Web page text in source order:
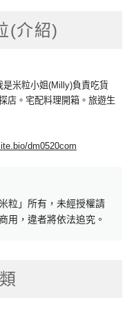
(介紹)
米粒小姐(Milly)負責吃貨
店。宅配料理開箱。旅遊生
dm0520com
粒」所有，未經授權請
用，違者將依法追究。